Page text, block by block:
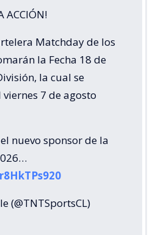
ACCIÓN!
Matchday de los
la Fecha 18 de
la cual se
7 de agosto
nuevo sponsor de la
(@TNTSportsCL)